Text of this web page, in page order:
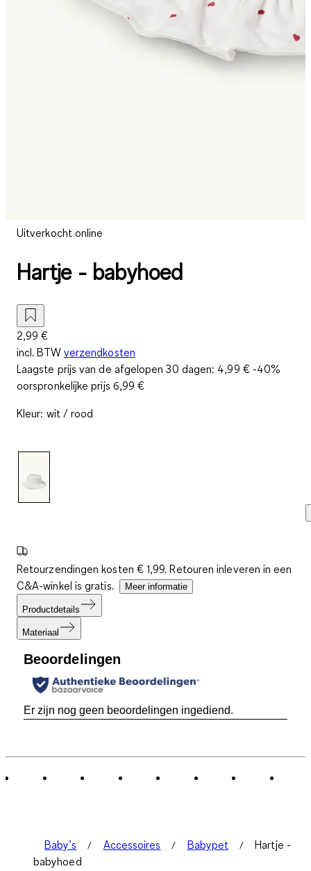
Uitverkocht online
Hartje - babyhoed
2,99 €
incl. BTW verzendkosten
Laagste prijs van de afgelopen 30 dagen: 4,99 €-40%
oorspronkelijke prijs 6,99 €
Kleur: wit / rood
Retourzendingen kosten € 1,99. Retouren inleveren in een
C&A-winkel is gratis.
Meer informatie
Productdetails
Materiaal
Beoordelingen
Er zijn nog geen beoordelingen ingediend.
Baby’s Accessoires Babypet
Hartje -
babyhoed